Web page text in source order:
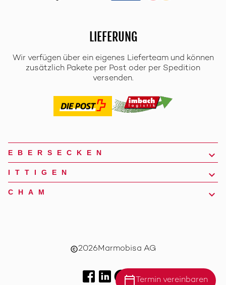
LIEFERUNG
Wir verfügen über ein eigenes Lieferteam und können
zusätzlich Pakete per Post oder per Spedition
versenden.
calendar_today Termin vereinbaren
EBERSECKEN
ITTIGEN
CHAM
copyright2026Marmobisa AG